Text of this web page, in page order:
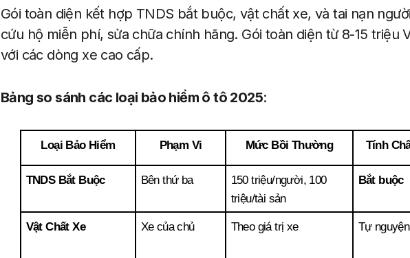
Gói toàn diện kết hợp TNDS bắt buộc, vật chất xe, và tai nạn
cứu hộ miễn phí, sửa chữa chính hãng. Gói toàn diện từ 8-15 triệu
với các dòng xe cao cấp.
Bảng so sánh các loại bảo hiểm ô tô 2025:
Loại Bảo Hiểm Phạm Vi Mức Bồi Thường Tính
TNDS Bắt Buộc Bên thứ ba
150 triệu/người, 100
triệu/tài sản
Bắt buộc
Vật Chất Xe Xe của chủ Theo giá trị xe Tự nguyện